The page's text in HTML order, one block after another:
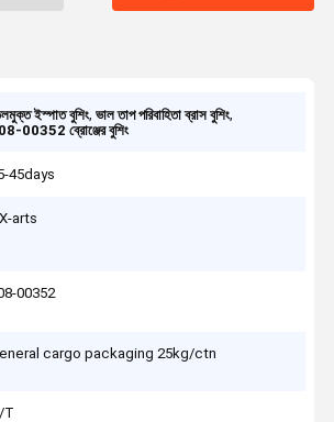
ইস্পাত বুশিং,ভাল তাপ পরিবাহিতা ব্রাস বুশিং,
00352 ব্রোঞ্জের বুশিং
45days
arts
00352
cargo packaging 25kg/ctn
T